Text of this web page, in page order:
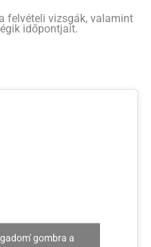
felvételi vizsgák, valamint
időpontjait.
gombra a